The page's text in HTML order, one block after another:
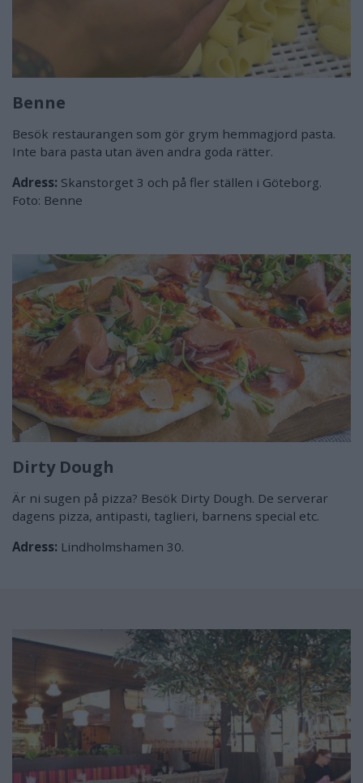
Benne
Besök restaurangen som gör grym hemmagjord pasta.
Inte bara pasta utan även andra goda rätter.
Adress: Skanstorget 3 och på fler ställen i Göteborg.
Foto: Benne
Dirty Dough
Är ni sugen på pizza? Besök Dirty Dough. De serverar
dagens pizza, antipasti, taglieri, barnens special etc.
Adress: Lindholmshamen 30.